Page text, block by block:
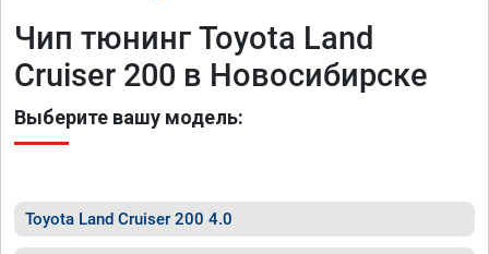
Чип тюнинг Toyota Land
Cruiser 200 в Новосибирске
Выберите вашу модель:
Toyota Land Cruiser 200 4.0